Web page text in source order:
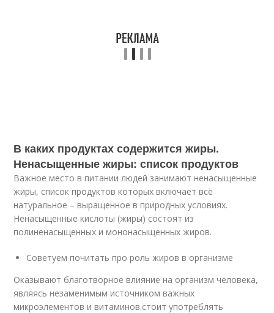
В каких продуктах содержится жиры.
Ненасыщенные жиры: список продуктов
Важное место в питании людей занимают ненасыщенные
жиры, список продуктов которых включает всё
натуральное – выращенное в природных условиях.
Ненасыщенные кислоты (жиры) состоят из
полиненасыщенных и мононасыщенных жиров.
Советуем почитать про роль жиров в организме
Оказывают благотворное влияние на организм человека,
являясь незаменимым источником важных
микроэлементов и витаминов.стоит употреблять